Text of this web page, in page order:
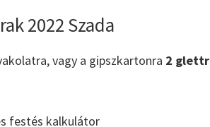
2022 Szada
vagy a gipszkartonra 2
festés kalkulátor